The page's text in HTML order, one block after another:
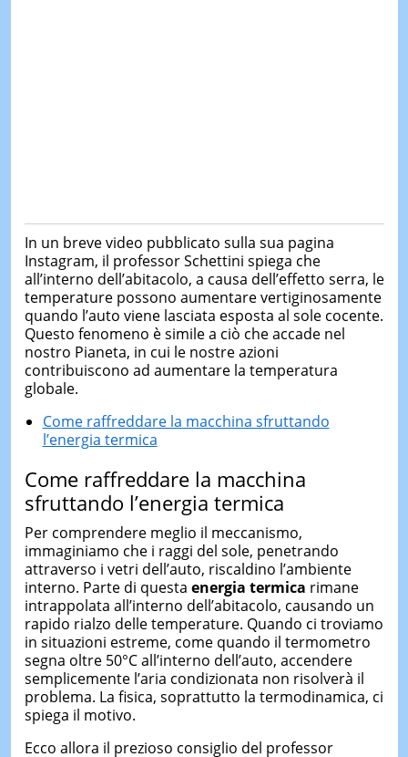
In un breve video pubblicato sulla sua pagina
Instagram, il professor Schettini spiega che
all’interno dell’abitacolo, a causa dell’effetto serra, le
temperature possono aumentare vertiginosamente
quando l’auto viene lasciata esposta al sole cocente.
Questo fenomeno è simile a ciò che accade nel
nostro Pianeta, in cui le nostre azioni
contribuiscono ad aumentare la temperatura
globale.
Come raffreddare la macchina sfruttando
l’energia termica
Come raffreddare la macchina
sfruttando l’energia termica
Per comprendere meglio il meccanismo,
immaginiamo che i raggi del sole, penetrando
attraverso i vetri dell’auto, riscaldino l’ambiente
interno. Parte di questa energia termica rimane
intrappolata all’interno dell’abitacolo, causando un
rapido rialzo delle temperature. Quando ci troviamo
in situazioni estreme, come quando il termometro
segna oltre 50°C all’interno dell’auto, accendere
semplicemente l’aria condizionata non risolverà il
problema. La fisica, soprattutto la termodinamica, ci
spiega il motivo.
Ecco allora il prezioso consiglio del professor